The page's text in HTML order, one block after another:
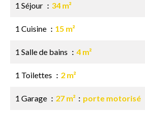
1 Séjour 34 m²
1 Cuisine 15 m²
1 Salle de bains 4 m²
1 Toilettes 2 m²
1 Garage 27 m² porte motorisé